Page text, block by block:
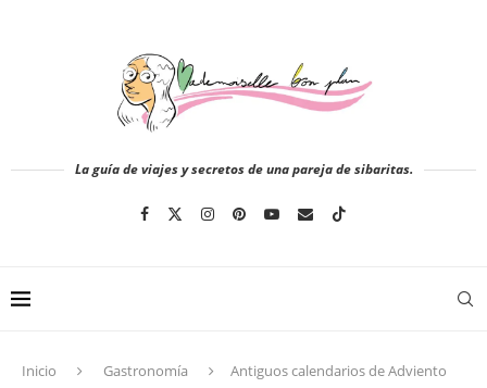
La guía de viajes y secretos de una pareja de sibaritas.
Inicio Gastronomía Antiguos calendarios de Adviento